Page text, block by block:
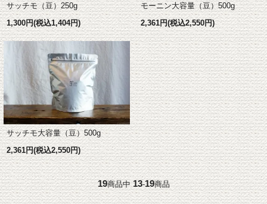
サッチモ（豆）250g
1,300円(税込1,404円)
モーニン大容量（豆）500g
2,361円(税込2,550円)
サッチモ大容量（豆）500g
2,361円(税込2,550円)
19商品中13-19商品